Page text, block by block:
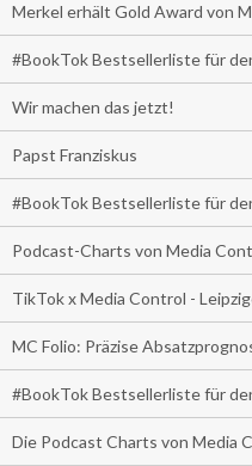
Merkel erhält Gold Award von
#BookTok Bestsellerliste für
Wir machen das jetzt!
Papst Franziskus
#BookTok Bestsellerliste für
Podcast-Charts von Media
TikTok x Media Control -
MC Folio: Präzise
#BookTok Bestsellerliste für
Die Podcast Charts von Media